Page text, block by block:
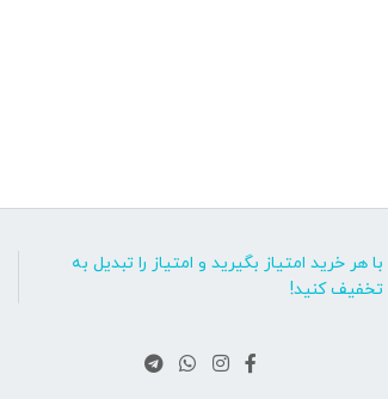
با هر خرید امتیاز بگیرید و امتیاز را تبدیل به
تخفیف کنید!